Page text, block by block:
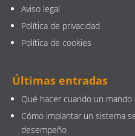
Aviso legal
Política de privacidad
Política de cookies
Últimas entradas
Qué hacer cuando un
Cómo implantar un sistema
desempeño